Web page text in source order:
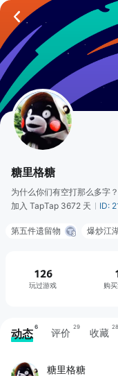
糖里格糖
为什么你们有空打那么多字
加入 TapTap 3672 天
ID:
第五件遗留物 爆炒江
我要当国王
Flipflop
126
玩过游戏 购
动态 6 评价 29 收藏 28
糖里格糖